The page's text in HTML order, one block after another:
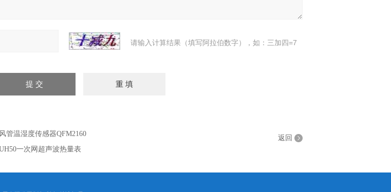
请输入计算结果（填写阿拉伯数字），如：三加四=7
管温湿度传感器QFM2160
一次网超声波热量表
返回